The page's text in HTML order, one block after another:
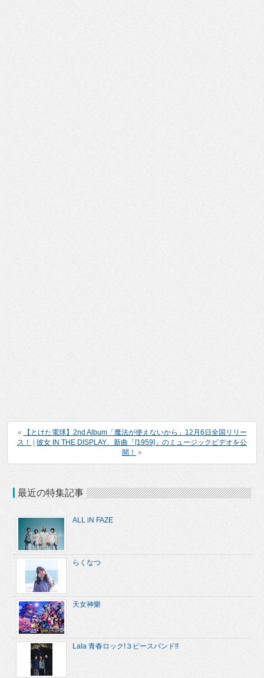
«
【とけた電球】2nd Album「魔法が使えないから」12月6日全国リリー
ス！
彼女 IN THE DISPLAY、新曲「[1959]」のミュージックビデオを公
開！ »
最近の特集記事
ALL iN FAZE
らくなつ
天女神樂
Lala 青春ロック!３ピースバンド!!